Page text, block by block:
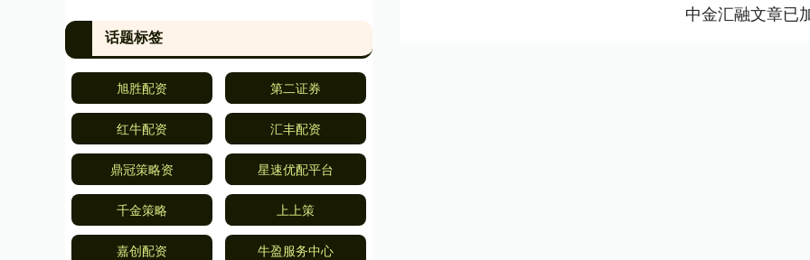
中金汇融文章已
话题标签
旭胜配资 第二证券
红牛配资 汇丰配资
鼎冠策略资 星速优配平台
千金策略 上上策
嘉创配资 牛盈服务中心